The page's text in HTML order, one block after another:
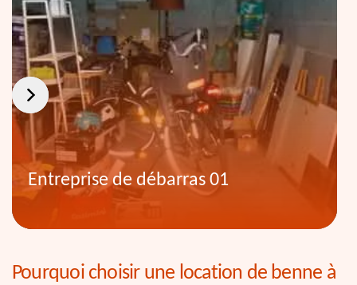
Entreprise de débarras 01
Pourquoi choisir une location de benne à